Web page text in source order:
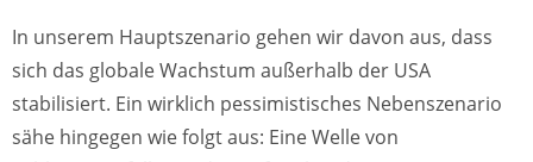
In unserem Hauptszenario gehen wir davon aus, dass
sich das globale Wachstum außerhalb der USA
stabilisiert. Ein wirklich pessimistisches Nebenszenario
sähe hingegen wie folgt aus: Eine Welle von